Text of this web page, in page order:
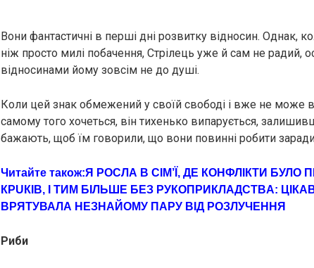
Вони фантастичні в перші дні розвитку відносин. Однак,
ніж просто милі побачення, Стрілець уже й сам не радий,
відносинами йому зовсім не до душі.
Коли цей знак обмежений у своїй свободі і вже не може
самому того хочеться, він тихенько випарується,
бажають, щоб їм говорили, що вони повинні робити заради
Читайте також:Я РОСЛА В СІМ’Ї, ДЕ КОНФЛІКТИ
КРUКІВ, І ТИМ БІЛЬШЕ БЕЗ РУКOПРИКЛAДСТВA:
ВРЯТУВАЛА НЕЗНАЙОМУ ПАРУ ВІД РОЗЛУЧЕННЯ
Риби